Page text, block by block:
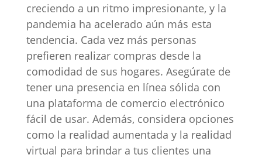
creciendo a un ritmo impresionante, y la
pandemia ha acelerado aún más esta
tendencia. Cada vez más personas
prefieren realizar compras desde la
comodidad de sus hogares. Asegúrate de
tener una presencia en línea sólida con
una plataforma de comercio electrónico
fácil de usar. Además, considera opciones
como la realidad aumentada y la realidad
virtual para brindar a tus clientes una